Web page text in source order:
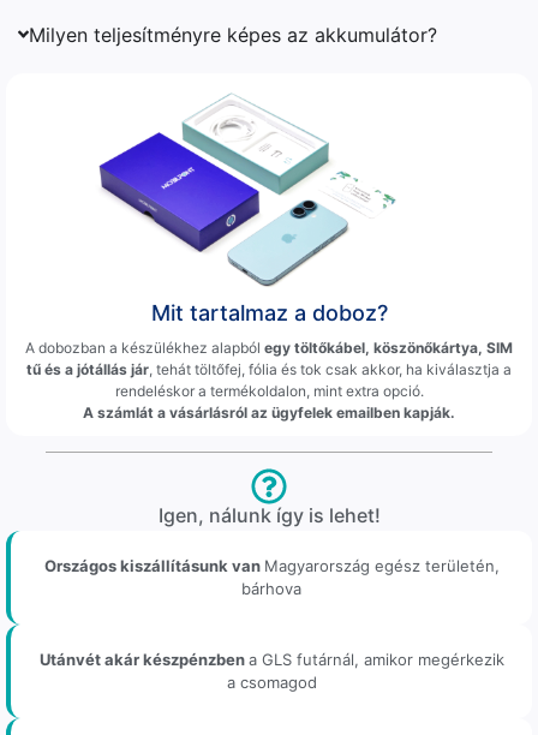
Milyen teljesítményre képes az akkumulátor?
Mit tartalmaz a doboz?
A dobozban a készülékhez alapból egy töltőkábel, köszönőkártya, SIM
tű és a jótállás jár , tehát töltőfej, fólia és tok csak akkor, ha kiválasztja a
rendeléskor a termékoldalon, mint extra opció.
A számlát a vásárlásról az ügyfelek emailben kapják.
Igen, nálunk így is lehet!
Országos kiszállításunk van Magyarország egész területén,
bárhova
Utánvét akár készpénzbena GLS futárnál, amikor megérkezik
a csomagod